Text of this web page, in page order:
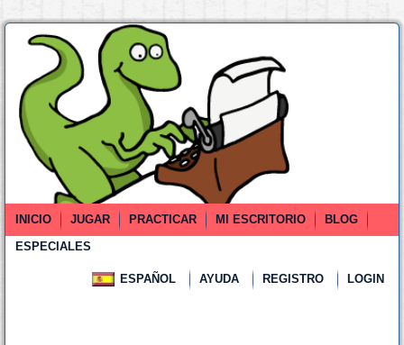
INICIO JUGAR PRACTICAR MI ESCRITORIO
BLOG
ESPECIALES
ESPAÑOL AYUDA REGISTRO LOGIN